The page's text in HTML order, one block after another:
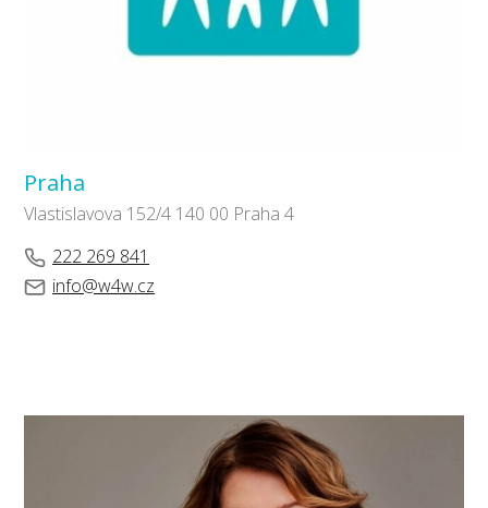
Praha
Vlastislavova 152/4 140 00 Praha 4
222 269 841
info@w4w.cz